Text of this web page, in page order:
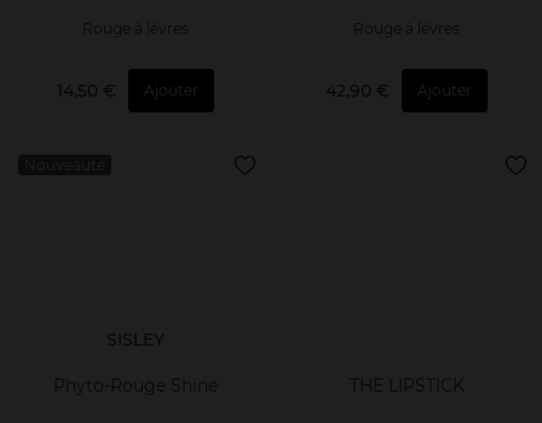
Rouge à lévres
14,50 € Ajouter
Rouge à lévres
42,90 € Ajouter
SISLEY
Phyto-Rouge Shine THE LIPSTICK